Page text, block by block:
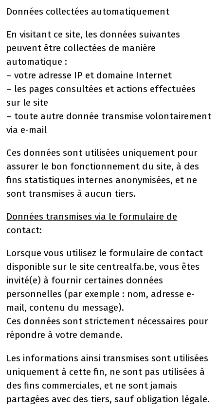
Données collectées automatiquement
En visitant ce site, les données suivantes
peuvent être collectées de manière
automatique :
– votre adresse IP et domaine Internet
– les pages consultées et actions effectuées
sur le site
– toute autre donnée transmise volontairement
via e-mail
Ces données sont utilisées uniquement pour
assurer le bon fonctionnement du site, à des
fins statistiques internes anonymisées, et ne
sont transmises à aucun tiers.
Données transmises via le formulaire de
contact:
Lorsque vous utilisez le formulaire de contact
disponible sur le site centrealfa.be, vous êtes
invité(e) à fournir certaines données
personnelles (par exemple : nom, adresse e-
mail, contenu du message).
Ces données sont strictement nécessaires pour
répondre à votre demande.
Les informations ainsi transmises sont utilisées
uniquement à cette fin, ne sont pas utilisées à
des fins commerciales, et ne sont jamais
partagées avec des tiers, sauf obligation légale.